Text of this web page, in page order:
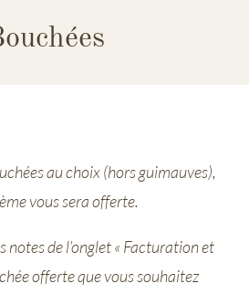
au choix (hors guimauves),
vous sera offerte.
notes de l’onglet « Facturation et
offerte que vous souhaitez